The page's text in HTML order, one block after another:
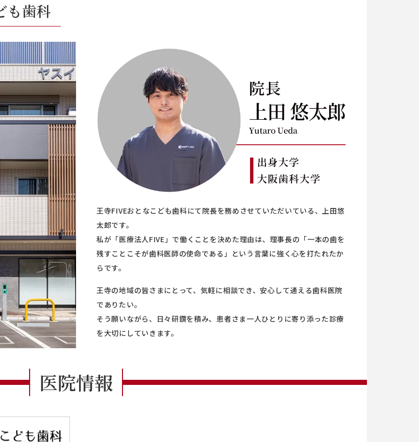
も歯科
王寺FIVEおとなこども歯科にて院長を務めさせていただいている、上田悠
太郎です。
私が「医療法人FIVE」で働くことを決めた理由は、理事長の「一本の歯を
残すことこそが歯科医師の使命である」という言葉に強く心を打たれたか
らです。
王寺の地域の皆さまにとって、気軽に相談でき、安心して通える歯科医院
でありたい。
そう願いながら、日々研鑽を積み、患者さま一人ひとりに寄り添った診療
を大切にしていきます。
医院情報